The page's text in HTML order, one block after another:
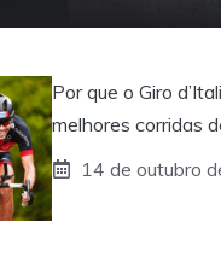
Por que o Giro
melhores corridas
14 de outubro